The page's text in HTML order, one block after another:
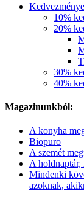
10%
20%
30%
40%
Magazinunkból:
A konyha
Biopuro
A szemét
A holdnaptár,
Mindenki
azoknak,